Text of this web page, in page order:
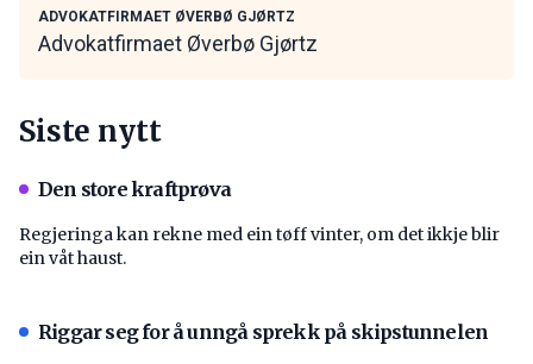
ADVOKATFIRMAET ØVERBØ GJØRTZ
Advokatfirmaet Øverbø Gjørtz
Siste nytt
Den store kraftprøva
Regjeringa kan rekne med ein tøff vinter, om det ikkje blir
ein våt haust.
Riggar seg for å unngå sprekk på skipstunnelen